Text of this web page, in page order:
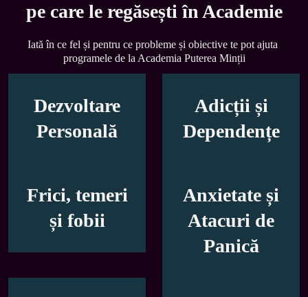
pe care le regăsești în Academie
Iată în ce fel și pentru ce probleme și obiective te pot ajuta
programele de la Academia Puterea Minții
Dezvoltare
Personală
Adicții și
Dependențe
Frici, temeri
și fobii
Anxietate și
Atacuri de
Panică